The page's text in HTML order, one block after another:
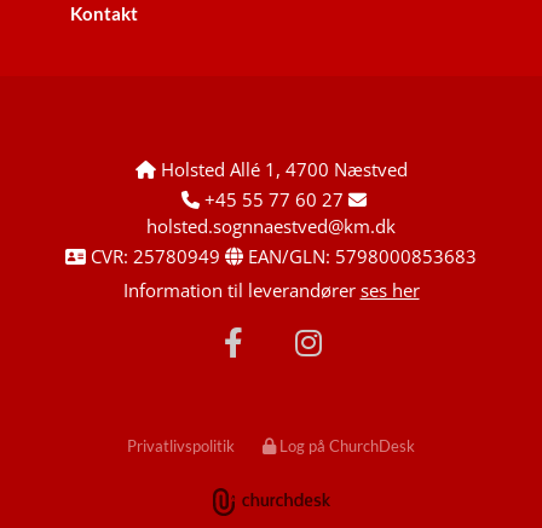
Kontakt
Holsted Allé 1, 4700 Næstved
+45 55 77 60 27 
holsted.sognnaestved@km.dk
 CVR: 25780949  EAN/GLN: 5798000853683
Information til leverandører ses her
Privatlivspolitik Log på ChurchDesk